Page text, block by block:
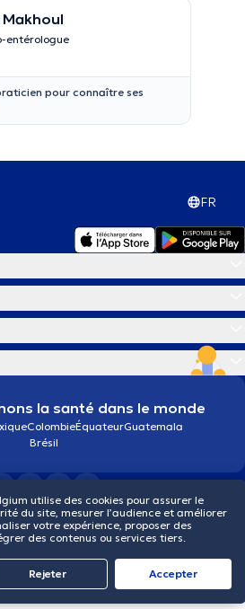
Makhoul
entérologue
pour connaître ses
FR
la santé dans le monde
ColombieÉquateurGuatemala
Brésil
CookiesPolitique de confidentialité
doctoranytime
utilise des cookies pour assurer le
du site, mesurer l’audience et améliorer
votre expérience, proposer des
des contenus ou services tiers.
Rejeter Αccepter